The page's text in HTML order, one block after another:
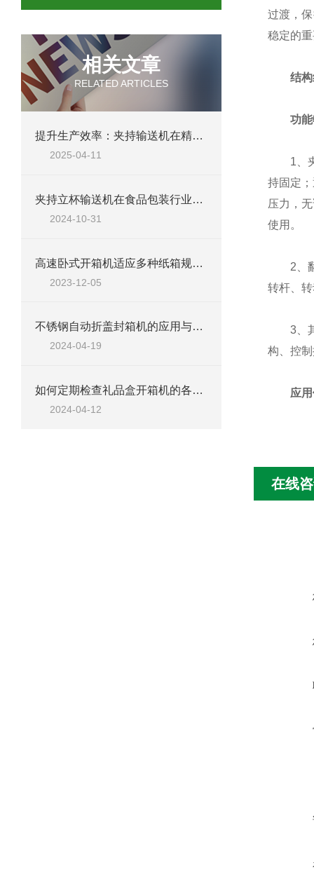
过渡，
稳定的
结
功
1、夹
持固定
压力，
使用。
2、翻
转杆、
3、其
构、控
应
在线
相关文章
RELATED ARTICLES
提升生产效率：夹持输送机在精密物料搬运中的优势
2025-04-11
夹持立杯输送机在食品包装行业中的重要作用
2024-10-31
高速卧式开箱机适应多种纸箱规格，实现快速开箱
2023-12-05
不锈钢自动折盖封箱机的应用与优势
2024-04-19
如何定期检查礼品盒开箱机的各部件？
2024-04-12